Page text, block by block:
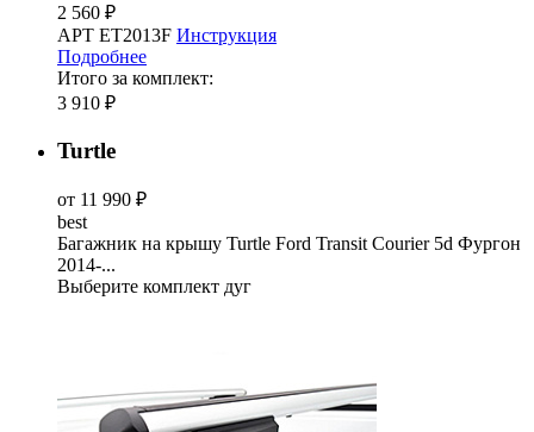
2 560 ₽
АРТ ET2013F Инструкция
Подробнее
Итого за комплект:
3 910 ₽
Turtle
от 11 990 ₽
best
Багажник на крышу Turtle Ford Transit Courier 5d Фургон
2014-...
Выберите комплект дуг